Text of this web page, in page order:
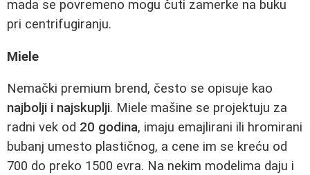
mada se povremeno mogu čuti zamerke na buku
pri centrifugiranju.
Miele
Nemački premium brend, često se opisuje kao
najbolji i najskuplji. Miele mašine se projektuju za
radni vek od 20 godina, imaju emajlirani ili hromirani
bubanj umesto plastičnog, a cene im se kreću od
700 do preko 1500 evra. Na nekim modelima daju i